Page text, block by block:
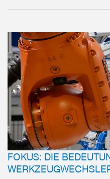
FOKUS: DIE